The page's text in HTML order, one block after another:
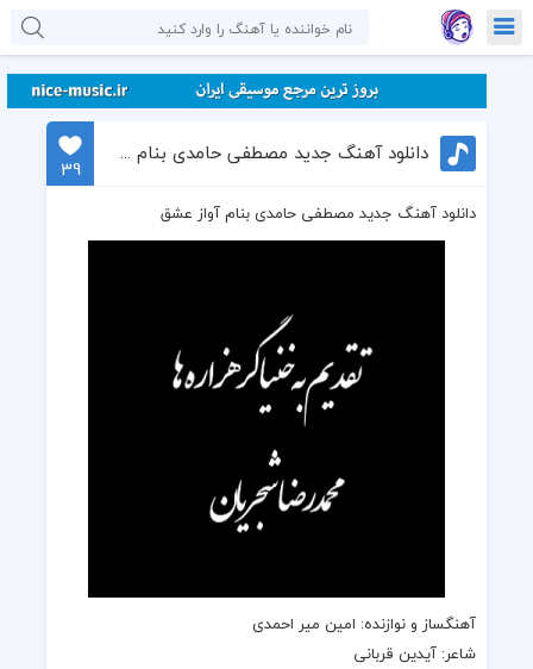
دانلود آهنگ جدید مصطفی حامدی بنام آواز عشق
39
دانلود آهنگ جدید مصطفی حامدی بنام آواز عشق
آهنگساز و نوازنده: امین میر احمدی
شاعر: آیدین قربانی